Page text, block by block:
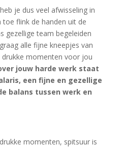
je dus veel afwisseling in
flink de handen uit de
gezellige team begeleiden
alle fijne kneepjes van
momenten voor jou
jouw harde werk staat
een fijne en gezellige
balans tussen werk en
momenten, spitsuur is